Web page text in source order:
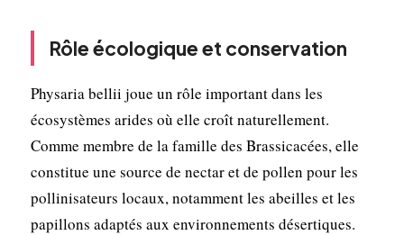
Rôle écologique et conservation
Physaria bellii joue un rôle important dans les
écosystèmes arides où elle croît naturellement.
Comme membre de la famille des Brassicacées, elle
constitue une source de nectar et de pollen pour les
pollinisateurs locaux, notamment les abeilles et les
papillons adaptés aux environnements désertiques.